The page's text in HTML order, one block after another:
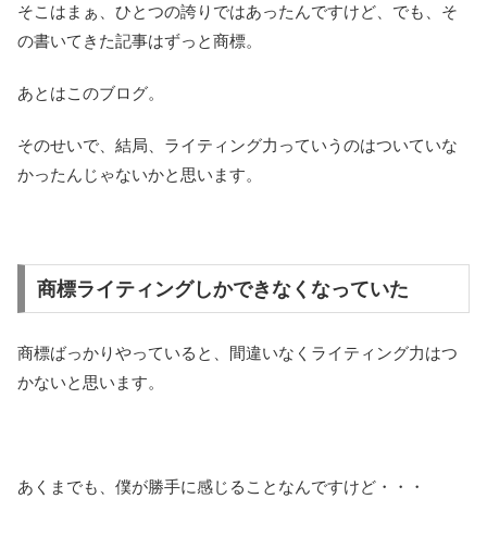
そこはまぁ、ひとつの誇りではあったんですけど、でも、そ
の書いてきた記事はずっと商標。
あとはこのブログ。
そのせいで、結局、ライティング力っていうのはついていな
かったんじゃないかと思います。
商標ライティングしかできなくなっていた
商標ばっかりやっていると、間違いなくライティング力はつ
かないと思います。
あくまでも、僕が勝手に感じることなんですけど・・・